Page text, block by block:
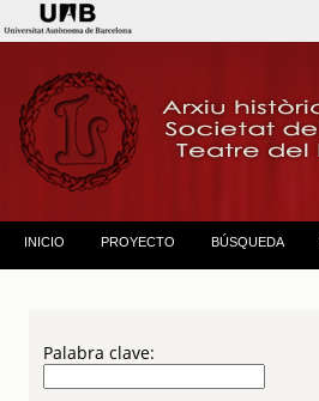
INICIO PROYECTO BÚSQUEDA
Palabra clave: